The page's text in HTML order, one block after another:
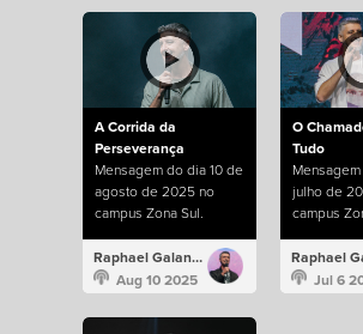
A Corrida da
Perseverança
Mensagem do dia 10 de
agosto de 2025 no
campus Zona Sul.
Raphael Galante
Aug 10 2025
O
Tudo
julho de
campus
Jul 6